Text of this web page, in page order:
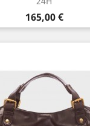
Prix
165,00 €